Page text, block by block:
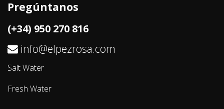
Pregúntanos
(+34) 950 270 816
info@elpezrosa.com
Salt Water
Fresh Water